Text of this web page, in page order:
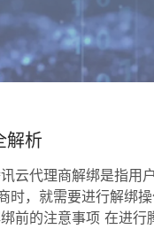
解析
云代理商解绑是指用
时，就需要进行解绑
前的注意事项 在进